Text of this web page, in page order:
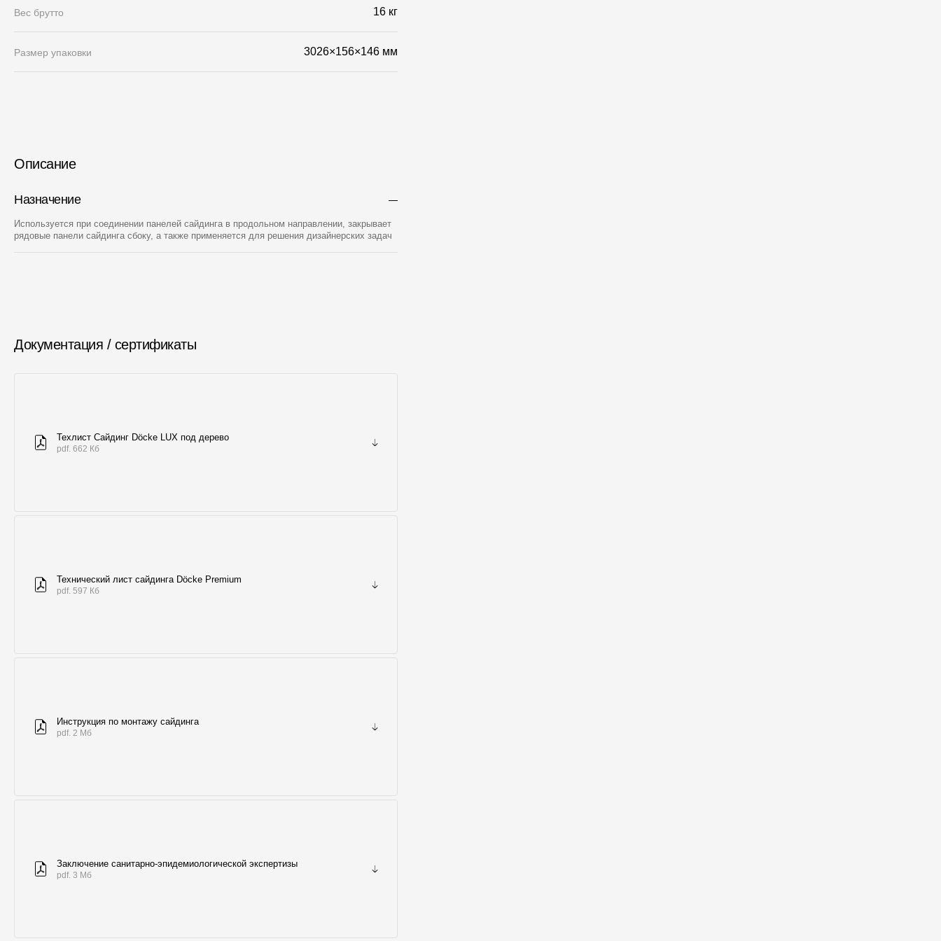
Вес брутто 16 кг
Размер упаковки 3026×156×146 мм
Описание
Назначение
Используется при соединении панелей сайдинга в продольном направлении, закрывает
рядовые панели сайдинга сбоку, а также применяется для решения дизайнерских задач
Документация / сертификаты
Техлист Сайдинг Döcke LUX под дерево
pdf. 662 Кб
Технический лист сайдинга Döcke Premium
pdf. 597 Кб
Инструкция по монтажу сайдинга
pdf. 2 Мб
Заключение санитарно-эпидемиологической экспертизы
pdf. 3 Мб